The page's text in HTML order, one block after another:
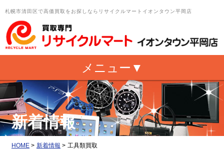
札幌市清田区で高価買取をお探しならリサイクルマートイオンタウン平岡店
新着情報
HOME > 新着情報 > 工具類買取